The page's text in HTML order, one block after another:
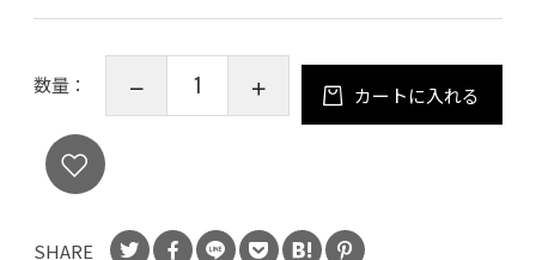
数量： カートに入れる
SHARE